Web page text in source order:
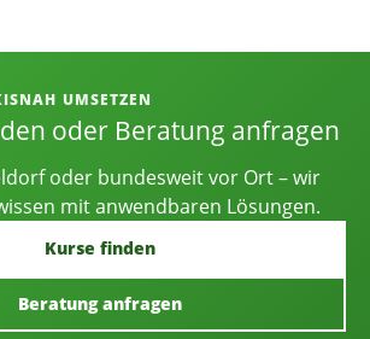
Kontakt und
UMSETZEN
oder Beratung anfragen
oder bundesweit vor Ort – wir
mit anwendbaren Lösungen.
Kurse finden
Beratung anfragen